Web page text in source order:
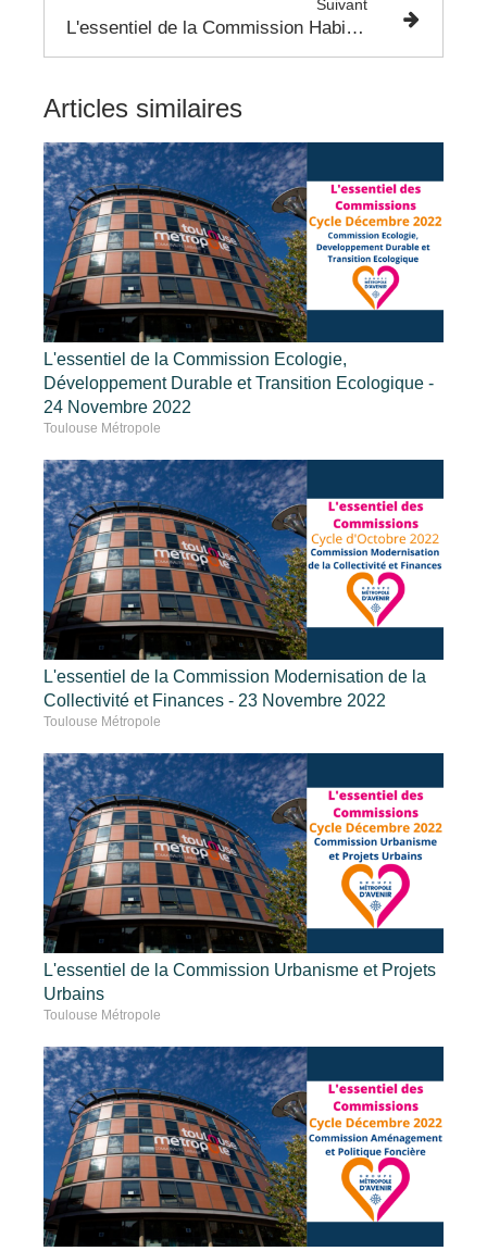
Suivant
L'essentiel de la Commission Habitat et Logement - 6 Octobre
Articles similaires
L'essentiel de la Commission Ecologie,
Développement Durable et Transition Ecologique -
24 Novembre 2022
Toulouse Métropole
L'essentiel de la Commission Modernisation de la
Collectivité et Finances - 23 Novembre 2022
Toulouse Métropole
L'essentiel de la Commission Urbanisme et Projets
Urbains
Toulouse Métropole